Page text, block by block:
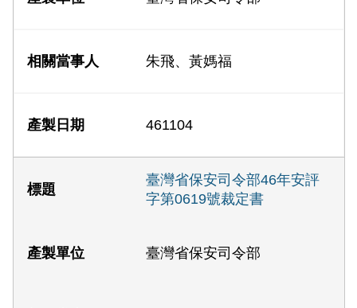
朱飛、黃媽福
461104
臺灣省保安司令部46年安評
字第0619號裁定書
臺灣省保安司令部